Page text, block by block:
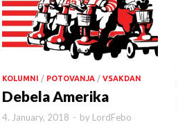
KOLUMNI / POTOVANJA / VSAKDAN
Debela Amerika
4. January, 2018 - by LordFebo